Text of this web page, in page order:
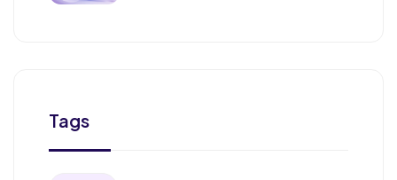
Tags